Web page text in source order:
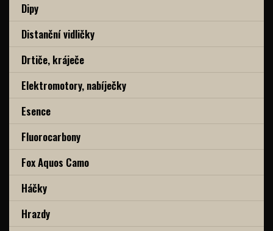
Dipy
Distanční vidličky
Drtiče, kráječe
Elektromotory, nabíječky
Esence
Fluorocarbony
Fox Aquos Camo
Háčky
Hrazdy